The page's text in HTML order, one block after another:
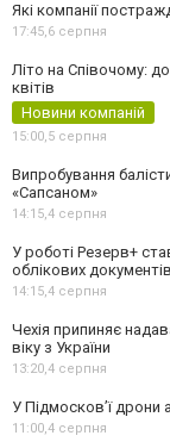
Які компанії
17:45,6 серпня
Літо на Співочому:
квітів
Новини компаній
15:00,5 серпня
Випробування
«Сапсаном»
14:15,4 серпня
У роботі Резерв+
облікових
14:15,4 серпня
Чехія припиняє
віку з України
13:20,4 серпня
У Підмосков’ї дрони
11:00,4 серпня